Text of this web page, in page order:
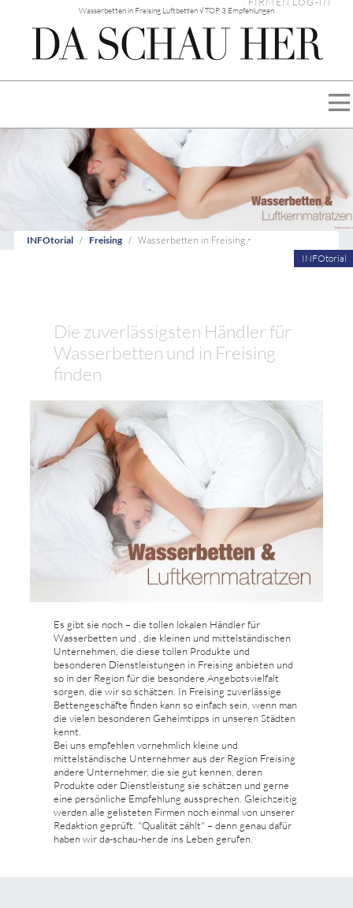
Wasserbetten in Freising Luftbetten √ TOP 3 Empfehlungen
INFOtorial Freising
Wasserbetten in Freising •
INFOtorial
Die zuverlässigsten Händler für
Wasserbetten und in Freising
finden
Es gibt sie noch – die tollen lokalen Händler für
Wasserbetten und , die kleinen und mittelständischen
Unternehmen, die diese tollen Produkte und
besonderen Dienstleistungen in Freising anbieten und
so in der Region für die besondere Angebotsvielfalt
sorgen, die wir so schätzen. In Freising zuverlässige
Bettengeschäfte finden kann so einfach sein, wenn man
die vielen besonderen Geheimtipps in unseren Städten
kennt.
Bei uns empfehlen vornehmlich kleine und
mittelständische Unternehmer aus der Region Freising
andere Unternehmer, die sie gut kennen, deren
Produkte oder Dienstleistung sie schätzen und gerne
eine persönliche Empfehlung aussprechen. Gleichzeitig
werden alle gelisteten Firmen noch einmal von unserer
Redaktion geprüft. "Qualität zählt" – denn genau dafür
haben wir da-schau-her.de ins Leben gerufen.